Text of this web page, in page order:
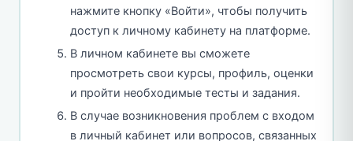
нажмите кнопку «Войти», чтобы получить
доступ к личному кабинету на платформе.
В личном кабинете вы сможете
просмотреть свои курсы, профиль, оценки
и пройти необходимые тесты и задания.
В случае возникновения проблем с входом
в личный кабинет или вопросов, связанных